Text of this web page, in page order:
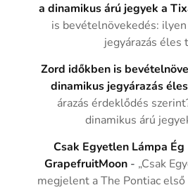
a dinamikus árú jegyek a
is bevételnövekedés:
jegyárazás éles
Zord időkben is
dinamikus jegyárazás
árazás érdeklődés
dinamikus árú
Csak Egyetlen Lámpa
GrapefruitMoon - „Csak
megjelent a The Pontiac